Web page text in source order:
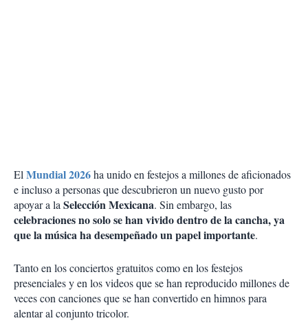
ElMundial 2026ha unido en festejos a millones de aficionados
e incluso a personas que descubrieron un nuevo gusto por
apoyar a laSelección Mexicana. Sin embargo, las
celebraciones no solo se han vivido dentro de la cancha, ya
que la música ha desempeñado un papel importante.
Tanto en los conciertos gratuitos como en los festejos
presenciales y en los videos que se han reproducido millones de
veces con canciones que se han convertido en himnos para
alentar al conjunto tricolor.